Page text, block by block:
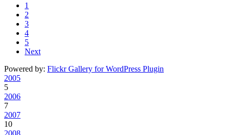
1
2
3
4
5
Next
Powered by: Flickr Gallery for WordPress Plugin
2005
5
2006
7
2007
10
2008